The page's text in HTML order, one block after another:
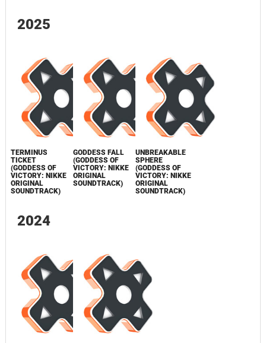
2025
TERMINUS
TICKET
(GODDESS OF
VICTORY: NIKKE
ORIGINAL
SOUNDTRACK)
GODDESS FALL
(GODDESS OF
VICTORY: NIKKE
ORIGINAL
SOUNDTRACK)
UNBREAKABLE
SPHERE
(GODDESS OF
VICTORY: NIKKE
ORIGINAL
SOUNDTRACK)
2024